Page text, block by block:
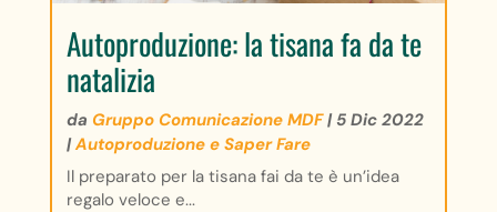
Autoproduzione: la tisana fa da te
natalizia
da Gruppo Comunicazione MDF| 5 Dic 2022
|Autoproduzione e Saper Fare
Il preparato per la tisana fai da te è un’idea
regalo veloce e...